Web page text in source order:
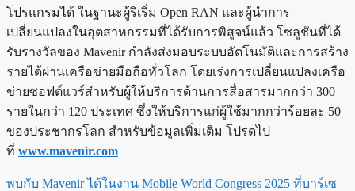
โปรแกรมได้ ในฐานะผู้ริเริ่ม Open RAN และผู้นำการ
เปลี่ยนแปลงในอุตสาหกรรมที่ได้รับการพิสูจน์แล้ว โซลูชันที่ได้
รับรางวัลของ Mavenir กำลังส่งมอบระบบอัตโนมัติและการสร้าง
รายได้ผ่านเครือข่ายมือถือทั่วโลก โดยเร่งการเปลี่ยนแปลงเครือ
ข่ายซอฟต์แวร์สำหรับผู้ให้บริการด้านการสื่อสารมากกว่า 300
รายในกว่า 120 ประเทศ ซึ่งให้บริการแก่ผู้ใช้มากกว่าร้อยละ 50
ของประชากรโลก สำหรับข้อมูลเพิ่มเติม โปรดไป
ที่ www.mavenir.com
พบกับ Mavenir ได้ในงาน Mobile World Congress 2025 ที่บาร์เซ